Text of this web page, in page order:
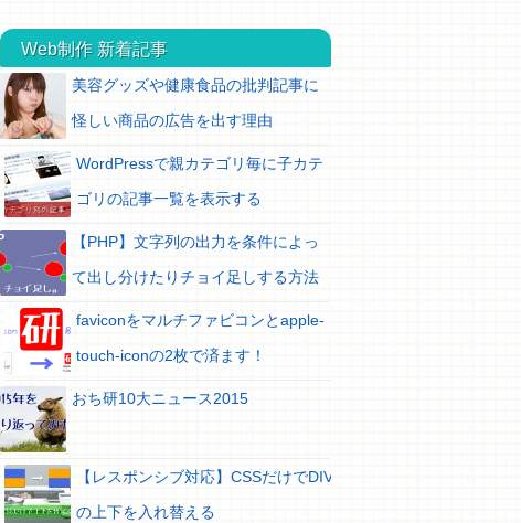
Web制作 新着記事
美容グッズや健康食品の批判記事に
怪しい商品の広告を出す理由
WordPressで親カテゴリ毎に子カテ
ゴリの記事一覧を表示する
【PHP】文字列の出力を条件によっ
て出し分けたりチョイ足しする方法
faviconをマルチファビコンとapple-
touch-iconの2枚で済ます！
おち研10大ニュース2015
【レスポンシブ対応】CSSだけでDIV
の上下を入れ替える